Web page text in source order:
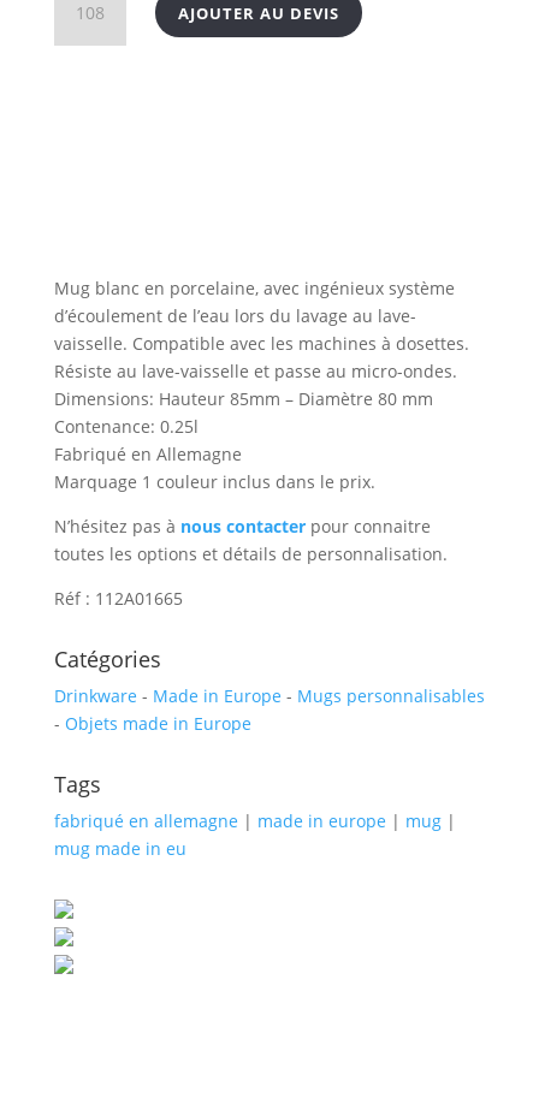
Mug
AJOUTER AU DEVIS
Mug blanc en porcelaine, avec ingénieux système
d’écoulement de l’eau lors du lavage au lave-
vaisselle. Compatible avec les machines à dosettes.
Résiste au lave-vaisselle et passe au micro-ondes.
Dimensions: Hauteur 85mm – Diamètre 80 mm
Contenance: 0.25l
Fabriqué en Allemagne
Marquage 1 couleur inclus dans le prix.
N’hésitez pas à nous contacterpour connaitre
toutes les options et détails de personnalisation.
Réf : 112A01665
Catégories
Drinkware - Made in Europe - Mugs personnalisables
- Objets made in Europe
Tags
fabriqué en allemagne | made in europe | mug|
mug made in eu